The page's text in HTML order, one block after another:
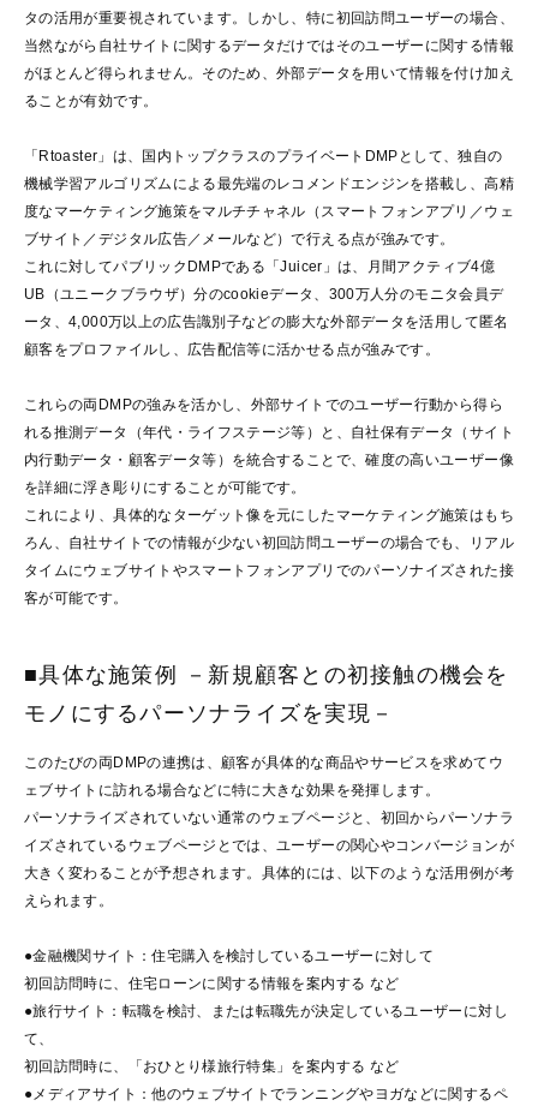
タの活用が重要視されています。しかし、特に初回訪問ユーザーの場合、
当然ながら自社サイトに関するデータだけではそのユーザーに関する情報
がほとんど得られません。そのため、外部データを用いて情報を付け加え
ることが有効です。
「Rtoaster」は、国内トップクラスのプライベートDMPとして、独自の
機械学習アルゴリズムによる最先端のレコメンドエンジンを搭載し、高精
度なマーケティング施策をマルチチャネル（スマートフォンアプリ／ウェ
ブサイト／デジタル広告／メールなど）で行える点が強みです。
これに対してパブリックDMPである「Juicer」は、月間アクティブ4億
UB（ユニークブラウザ）分のcookieデータ、300万人分のモニタ会員デ
ータ、4,000万以上の広告識別子などの膨大な外部データを活用して匿名
顧客をプロファイルし、広告配信等に活かせる点が強みです。
これらの両DMPの強みを活かし、外部サイトでのユーザー行動から得ら
れる推測データ（年代・ライフステージ等）と、自社保有データ（サイト
内行動データ・顧客データ等）を統合することで、確度の高いユーザー像
を詳細に浮き彫りにすることが可能です。
これにより、具体的なターゲット像を元にしたマーケティング施策はもち
ろん、自社サイトでの情報が少ない初回訪問ユーザーの場合でも、リアル
タイムにウェブサイトやスマートフォンアプリでのパーソナイズされた接
客が可能です。
■具体な施策例 －新規顧客との初接触の機会を
モノにするパーソナライズを実現－
このたびの両DMPの連携は、顧客が具体的な商品やサービスを求めてウ
ェブサイトに訪れる場合などに特に大きな効果を発揮します。
パーソナライズされていない通常のウェブページと、初回からパーソナラ
イズされているウェブページとでは、ユーザーの関心やコンバージョンが
大きく変わることが予想されます。具体的には、以下のような活用例が考
えられます。
●金融機関サイト：住宅購入を検討しているユーザーに対して
初回訪問時に、住宅ローンに関する情報を案内する など
●旅行サイト：転職を検討、または転職先が決定しているユーザーに対し
て、
初回訪問時に、「おひとり様旅行特集」を案内する など
●メディアサイト：他のウェブサイトでランニングやヨガなどに関するペ